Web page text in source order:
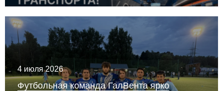
4 июля 2026
Футбольная команда ГалВента ярко